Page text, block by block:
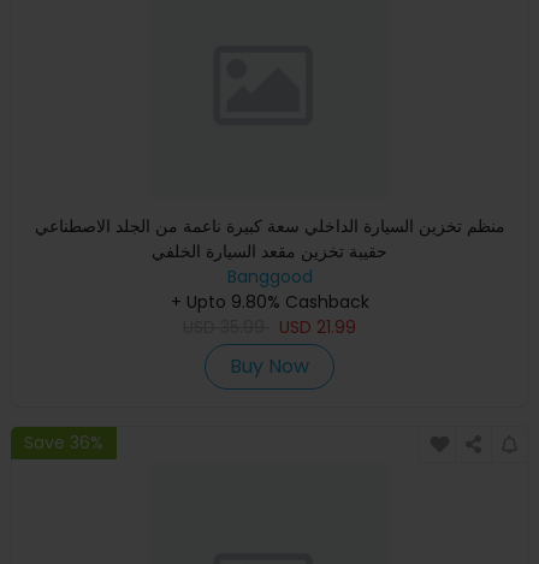
منظم تخزين السيارة الداخلي سعة كبيرة ناعمة من الجلد الاصطناعي
حقيبة تخزين مقعد السيارة الخلفي
Banggood
+ Upto 9.80% Cashback
USD 21.99
Buy Now
Save 36%